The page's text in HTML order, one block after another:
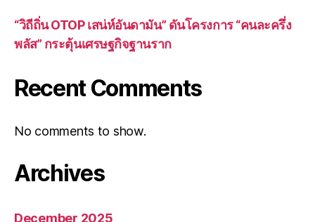
“วิถีถิ่น OTOP เสน่ห์อันดามัน” ดันโครงการ “คนละครึ่ง
พลัส” กระตุ้นเศรษฐกิจฐานราก
Recent Comments
No comments to show.
Archives
December 2025